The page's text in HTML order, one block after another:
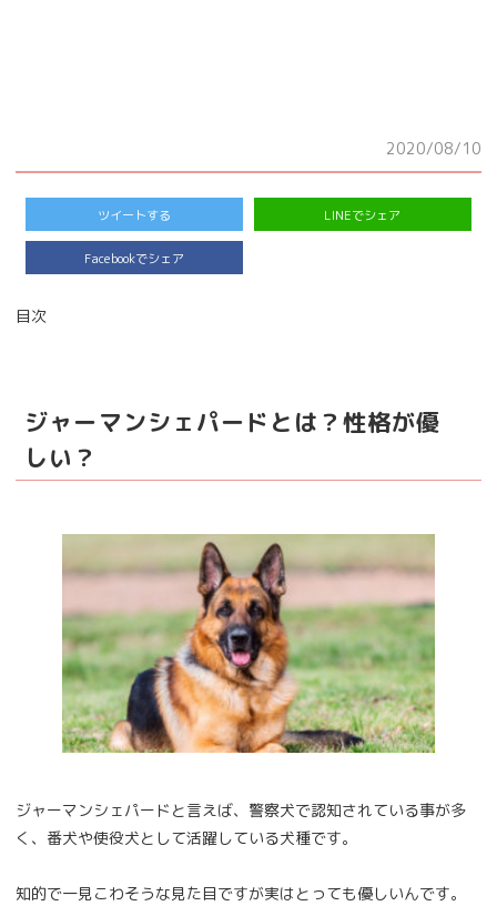
2020/08/10
ツイートする LINEでシェア
Facebookでシェア
目次
ジャーマンシェパードとは？性格が優
しい？
ジャーマンシェパードと言えば、警察犬で認知されている事が多
く、番犬や使役犬として活躍している犬種です。
知的で一見こわそうな見た目ですが実はとっても優しいんです。